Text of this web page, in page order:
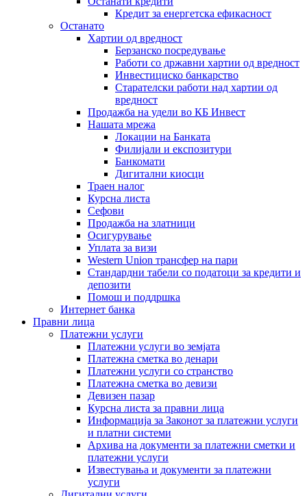
Кредит за енергетска ефикасност
Останато
Хартии од вредност
Берзанско посредување
Работи со државни хартии од вредност
Инвестициско банкарство
Старателски работи над хартии од
вредност
Продажба на удели во КБ Инвест
Нашата мрежа
Локации на Банката
Филијали и експозитури
Банкомати
Дигитални киосци
Траен налог
Курсна листа
Сефови
Продажба на златници
Осигурување
Уплата за визи
Western Union трансфер на пари
Стандардни табели со податоци за кредити и
депозити
Помош и поддршка
Интернет банка
Правни лица
Платежни услуги
Платежни услуги во земјата
Платежна сметка во денари
Платежни услуги со странство
Платежна сметка во девизи
Девизен пазар
Курсна листа за правни лица
Информација за Законот за платежни услуги
и платни системи
Архива на документи за платежни сметки и
платежни услуги
Известувања и документи за платежни
услуги